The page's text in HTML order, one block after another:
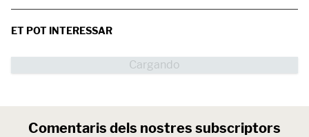
ET POT INTERESSAR
Comentaris dels nostres subscriptors